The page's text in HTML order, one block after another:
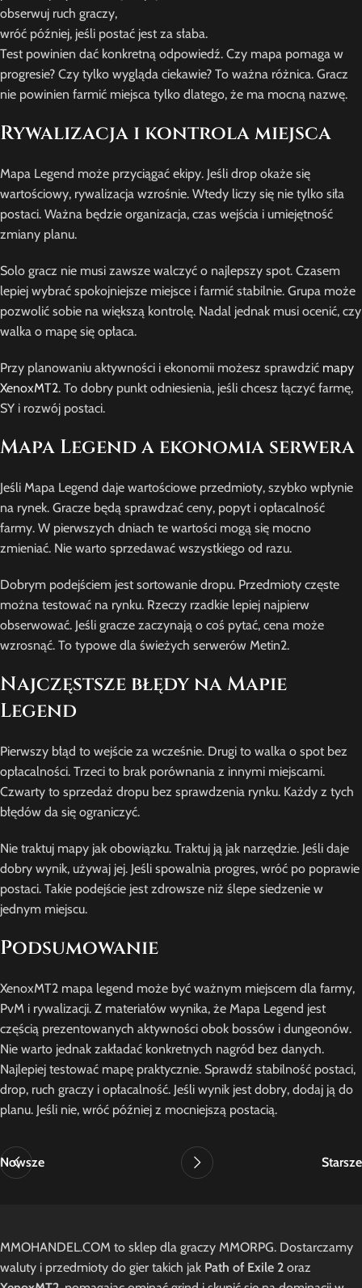
obserwuj ruch graczy,
wróć później, jeśli postać jest za słaba.
Test powinien dać konkretną odpowiedź. Czy mapa pomaga w
progresie? Czy tylko wygląda ciekawie? To ważna różnica. Gracz
nie powinien farmić miejsca tylko dlatego, że ma mocną nazwę.
Rywalizacja i kontrola miejsca
Mapa Legend może przyciągać ekipy. Jeśli drop okaże się
wartościowy, rywalizacja wzrośnie. Wtedy liczy się nie tylko siła
postaci. Ważna będzie organizacja, czas wejścia i umiejętność
zmiany planu.
Solo gracz nie musi zawsze walczyć o najlepszy spot. Czasem
lepiej wybrać spokojniejsze miejsce i farmić stabilnie. Grupa może
pozwolić sobie na większą kontrolę. Nadal jednak musi ocenić, czy
walka o mapę się opłaca.
Przy planowaniu aktywności i ekonomii możesz sprawdzić mapy
XenoxMT2. To dobry punkt odniesienia, jeśli chcesz łączyć farmę,
SY i rozwój postaci.
Mapa Legend a ekonomia serwera
Jeśli Mapa Legend daje wartościowe przedmioty, szybko wpłynie
na rynek. Gracze będą sprawdzać ceny, popyt i opłacalność
farmy. W pierwszych dniach te wartości mogą się mocno
zmieniać. Nie warto sprzedawać wszystkiego od razu.
Dobrym podejściem jest sortowanie dropu. Przedmioty częste
można testować na rynku. Rzeczy rzadkie lepiej najpierw
obserwować. Jeśli gracze zaczynają o coś pytać, cena może
wzrosnąć. To typowe dla świeżych serwerów Metin2.
Najczęstsze błędy na Mapie
Legend
Pierwszy błąd to wejście za wcześnie. Drugi to walka o spot bez
opłacalności. Trzeci to brak porównania z innymi miejscami.
Czwarty to sprzedaż dropu bez sprawdzenia rynku. Każdy z tych
błędów da się ograniczyć.
Nie traktuj mapy jak obowiązku. Traktuj ją jak narzędzie. Jeśli daje
dobry wynik, używaj jej. Jeśli spowalnia progres, wróć po poprawie
postaci. Takie podejście jest zdrowsze niż ślepe siedzenie w
jednym miejscu.
Podsumowanie
XenoxMT2 mapa legend może być ważnym miejscem dla farmy,
PvM i rywalizacji. Z materiałów wynika, że Mapa Legend jest
częścią prezentowanych aktywności obok bossów i dungeonów.
Nie warto jednak zakładać konkretnych nagród bez danych.
Najlepiej testować mapę praktycznie. Sprawdź stabilność postaci,
drop, ruch graczy i opłacalność. Jeśli wynik jest dobry, dodaj ją do
planu. Jeśli nie, wróć później z mocniejszą postacią.
Nowsze Starsze
MMOHANDEL.COM to sklep dla graczy MMORPG. Dostarczamy
waluty i przedmioty do gier takich jak Path of Exile 2 oraz